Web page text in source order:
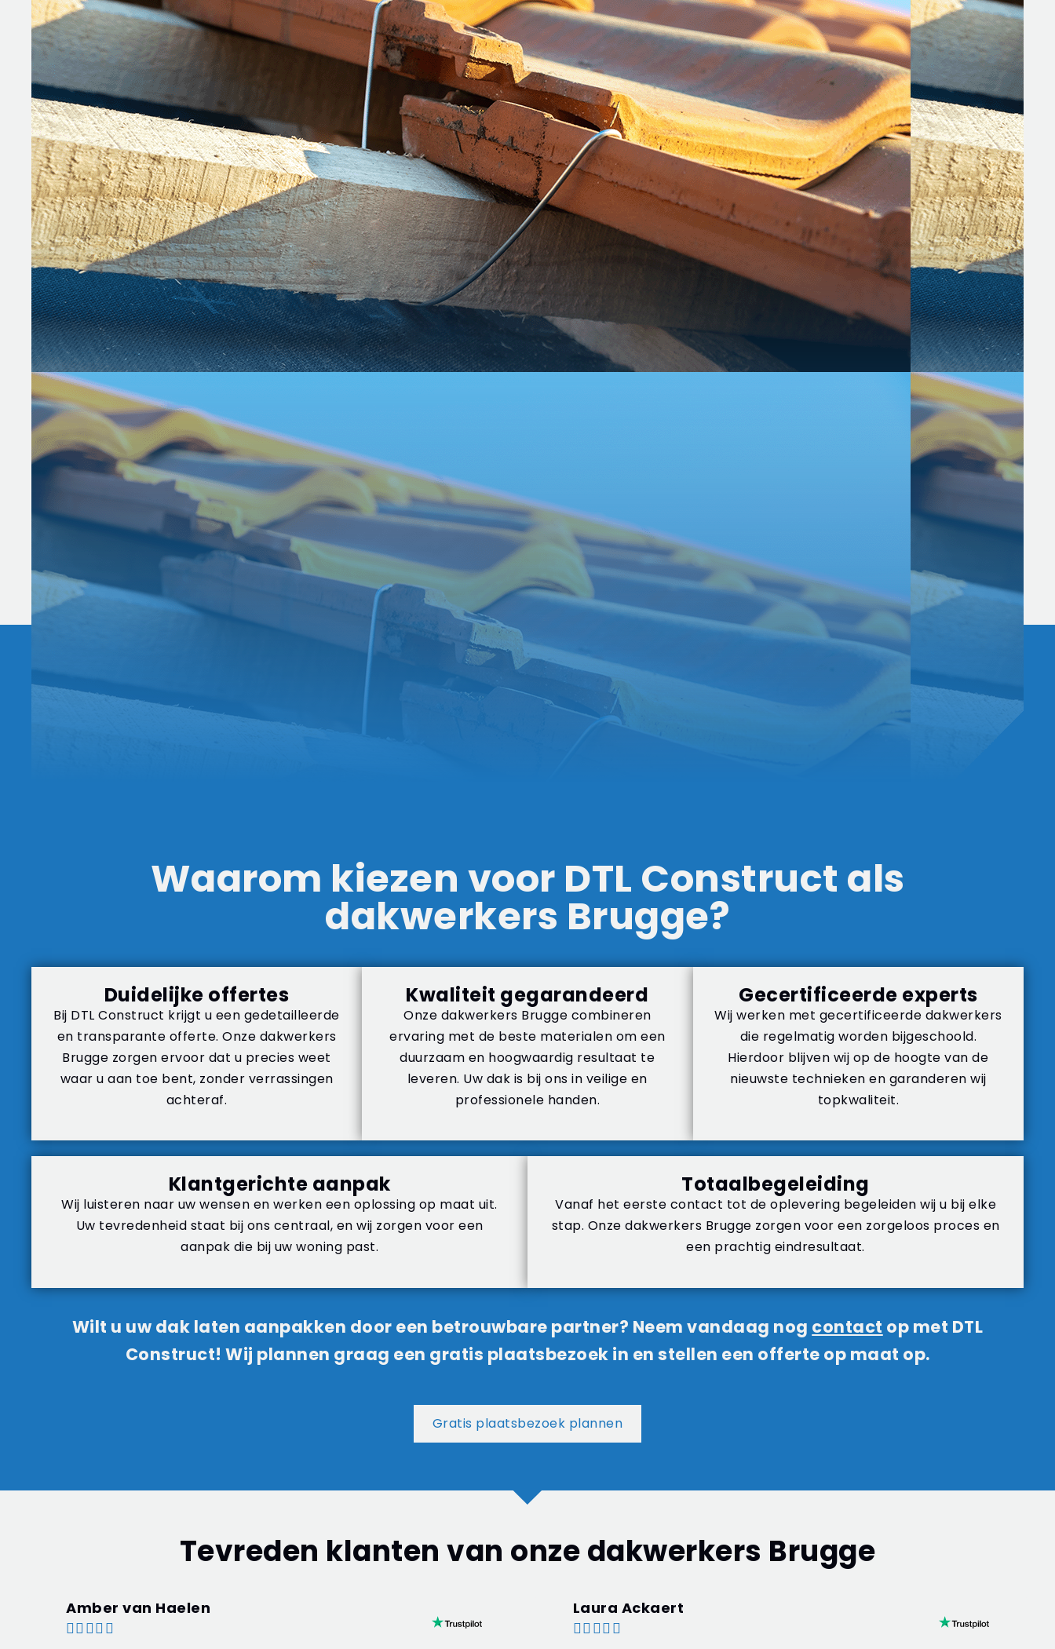
Waarom kiezen voor DTL Construct als
dakwerkers Brugge?
Duidelijke offertes
Bij DTL Construct krijgt u een gedetailleerde
en transparante offerte. Onze dakwerkers
Brugge zorgen ervoor dat u precies weet
waar u aan toe bent, zonder verrassingen
achteraf.
Kwaliteit gegarandeerd
Onze dakwerkers Brugge combineren
ervaring met de beste materialen om een
duurzaam en hoogwaardig resultaat te
leveren. Uw dak is bij ons in veilige en
professionele handen.
Gecertificeerde experts
Wij werken met gecertificeerde dakwerkers
die regelmatig worden bijgeschoold.
Hierdoor blijven wij op de hoogte van de
nieuwste technieken en garanderen wij
topkwaliteit.
Klantgerichte aanpak
Wij luisteren naar uw wensen en werken een oplossing op maat uit.
Uw tevredenheid staat bij ons centraal, en wij zorgen voor een
aanpak die bij uw woning past.
Totaalbegeleiding
Vanaf het eerste contact tot de oplevering begeleiden wij u bij elke
stap. Onze dakwerkers Brugge zorgen voor een zorgeloos proces en
een prachtig eindresultaat.
Wilt u uw dak laten aanpakken door een betrouwbare partner? Neem vandaag nog contact op met DTL
Construct! Wij plannen graag een gratis plaatsbezoek in en stellen een offerte op maat op.
Gratis plaatsbezoek plannen
Tevreden klanten van onze dakwerkers Brugge
Amber van Haelen
    
Laura Ackaert
    